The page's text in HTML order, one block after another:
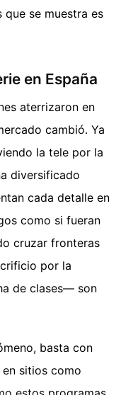
se muestra es
en España
aterrizaron en
cambió. Ya
la tele por la
diversificado
cada detalle en
como si fueran
cruzar fronteras
por la
de clases— son
basta con
sitios como